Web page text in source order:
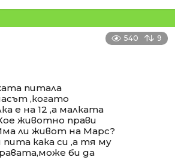
540 9
питала
,когато
е на 12 ,а малката
животно прави
ли живот на Марс?
кака си ,а тя му
би да